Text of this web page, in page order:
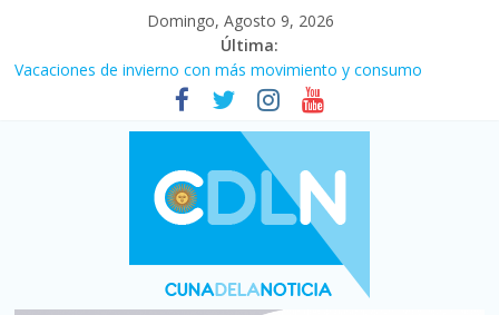
Domingo, Agosto 9, 2026
Última:
Desde que asumió Milei cerraron 41.000 kioscos: el sector
denuncia crisis como en 2001
Vacaciones de invierno con más movimiento y consumo
El agro argentino logró un récord histórico de exportaciones en
el primer semestre de 2026
Duelo internacional: Falleció Jorge Messi, el papá de Leo
La morosidad alcanzó su nivel más alto en dos décadas y ya
afecta a 400 mil deudores en Santa Fe